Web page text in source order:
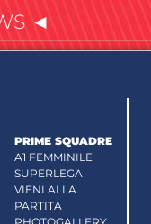
◄
PRIME SQUADRE
A1 FEMMINILE
SUPERLEGA
VIENI ALLA
PARTITA